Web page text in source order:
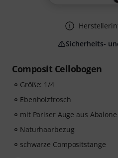
Composit Cellobogen
Größe: 1/4
Ebenholzfrosch
mit Pariser Auge aus Abalone
Naturhaarbezug
schwarze Compositstange
Sicherheits-